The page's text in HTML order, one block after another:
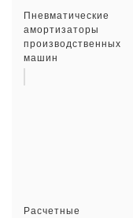
Пневматические
амортизаторы
производственных
машин
Расчетные